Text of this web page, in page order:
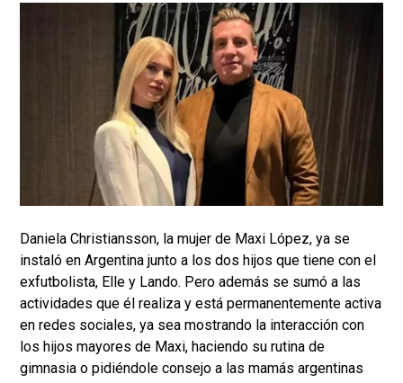
Daniela Christiansson, la mujer de Maxi López, ya se
instaló en Argentina junto a los dos hijos que tiene con el
exfutbolista, Elle y Lando. Pero además se sumó a las
actividades que él realiza y está permanentemente activa
en redes sociales, ya sea mostrando la interacción con
los hijos mayores de Maxi, haciendo su rutina de
gimnasia o pidiéndole consejo a las mamás argentinas